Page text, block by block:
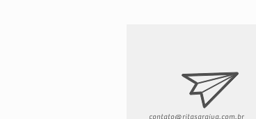
contato@ritasaraiva.com.br